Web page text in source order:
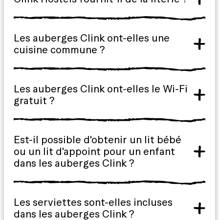
Les auberges Clink ont-elles une
cuisine commune ?
Les auberges Clink ont-elles le Wi-Fi
gratuit ?
Est-il possible d'obtenir un lit bébé
ou un lit d'appoint pour un enfant
dans les auberges Clink ?
Les serviettes sont-elles incluses
dans les auberges Clink ?